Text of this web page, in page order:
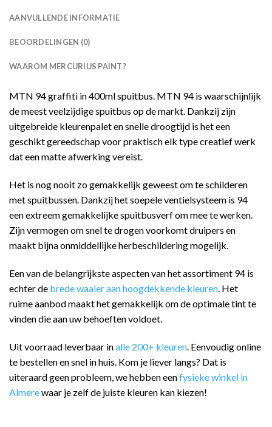
AANVULLENDE INFORMATIE
BEOORDELINGEN (0)
WAAROM MERCURIUS PAINT?
MTN 94 graffiti in 400ml spuitbus. MTN 94 is waarschijnlijk
de meest veelzijdige spuitbus op de markt. Dankzij zijn
uitgebreide kleurenpalet en snelle droogtijd is het een
geschikt gereedschap voor praktisch elk type creatief werk
dat een matte afwerking vereist.
Het is nog nooit zo gemakkelijk geweest om te schilderen
met spuitbussen. Dankzij het soepele ventielsysteem is 94
een extreem gemakkelijke spuitbusverf om mee te werken.
Zijn vermogen om snel te drogen voorkomt druipers en
maakt bijna onmiddellijke herbeschildering mogelijk.
Een van de belangrijkste aspecten van het assortiment 94 is
echter de brede waaier aan hoogdekkende kleuren. Het
ruime aanbod maakt het gemakkelijk om de optimale tint te
vinden die aan uw behoeften voldoet.
Uit voorraad leverbaar inalle 200+ kleuren . Eenvoudig online
te bestellen en snel in huis. Kom je liever langs? Dat is
uiteraard geen probleem, we hebben eenfysieke winkel in
Almerewaar je zelf de juiste kleuren kan kiezen!